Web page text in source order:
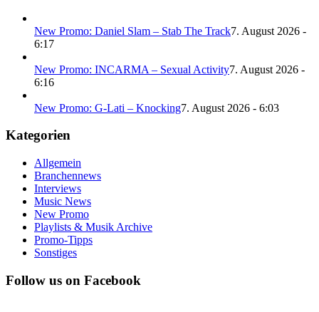
New Promo: Daniel Slam – Stab The Track7. August 2026 -
6:17
New Promo: INCARMA – Sexual Activity7. August 2026 -
6:16
New Promo: G-Lati – Knocking7. August 2026 - 6:03
Kategorien
Allgemein
Branchennews
Interviews
Music News
New Promo
Playlists & Musik Archive
Promo-Tipps
Sonstiges
Follow us on Facebook